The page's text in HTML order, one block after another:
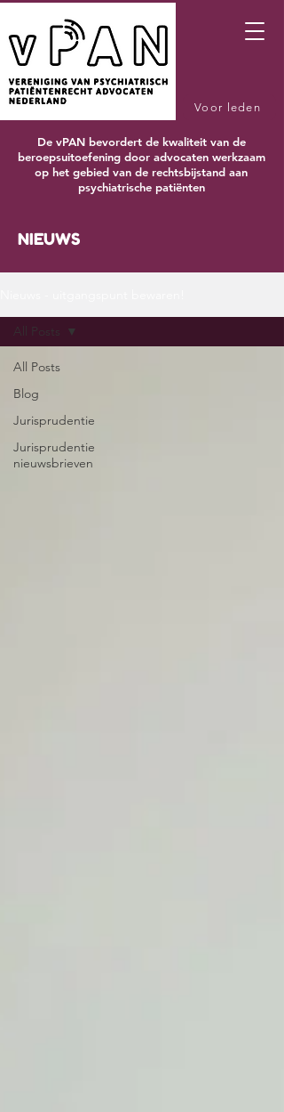
De vPAN bevordert de kwaliteit van de
beroepsuitoefening door advocaten werkzaam
op het gebied van de rechtsbijstand aan
psychiatrische patiënten
Voor leden
NIEUWS
All Posts
Blog
Jurisprudentie
Jurisprudentie
nieuwsbrieven
All Posts